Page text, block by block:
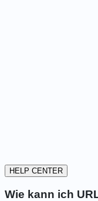
HELP CENTER
Wie kann ich